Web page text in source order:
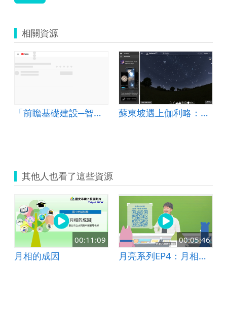
相關資源
「前瞻基礎建設─智慧學習教室」第2-2期「資訊 科技與智慧學習」實施教案示例 蘇東坡遇上伽利略：科學與人文的自然課
其他人也看了這些資源
00:11:09
月相的成因
00:05:46
月亮系列EP4：月相變化與農曆的關係（上）│LIS情境科學教材